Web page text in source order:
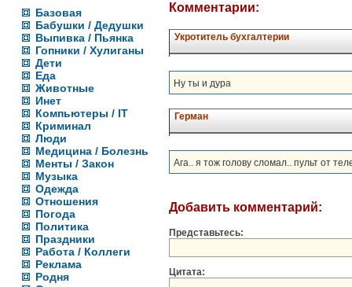
Базовая
Бабушки / Дедушки
Выпивка / Пьянка
Гопники / Хулиганы
Дети
Еда
Животные
Инет
Компьютеры / IT
Криминал
Люди
Медицина / Болезнь
Менты / Закон
Музыка
Одежда
Отношения
Погода
Политика
Праздники
Работа / Коллеги
Реклама
Родня
Комментарии:
Укротитель бухгалтерии
Ну ты и дура
Герман
Ага.. я тож голову сломал.. пульт от
Добавить комментарий:
Представьтесь:
Цитата: